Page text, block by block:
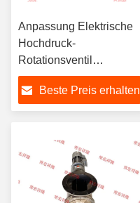
Anpassung Elektrische
Hochdruck-
Rotationsventil
Edelstahl Dispenser
Pneumatik
Beste Preis erhalten